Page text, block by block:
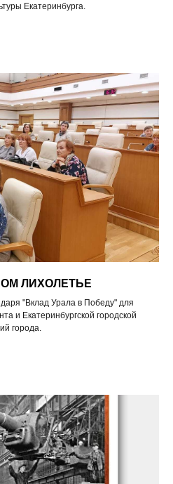
Екатеринбурга.
ЛИХОЛЕТЬЕ
"Вклад Урала в Победу" для
и Екатеринбургской городской
города.